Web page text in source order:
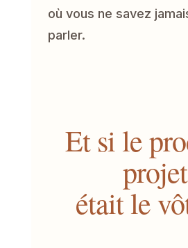
où vous ne savez
parler.
Et si le
projet
était le